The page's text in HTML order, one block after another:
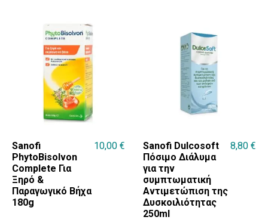
Sanofi
PhytoBisolvon
Complete Για
Ξηρό &
Παραγωγικό Βήχα
180g
10,00 €
Sanofi Dulcosoft
Πόσιμο Διάλυμα
για την
συμπτωματική
Αντιμετώπιση της
Δυσκοιλιότητας
250ml
8,80 €